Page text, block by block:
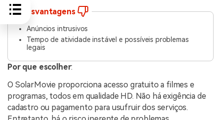
Desvantagens
Anúncios intrusivos
Tempo de atividade instável e possíveis problemas
legais
Por que escolher:
O SolarMovie proporciona acesso gratuito a filmes e
programas, todos em qualidade HD. Não há exigência de
cadastro ou pagamento para usufruir dos serviços.